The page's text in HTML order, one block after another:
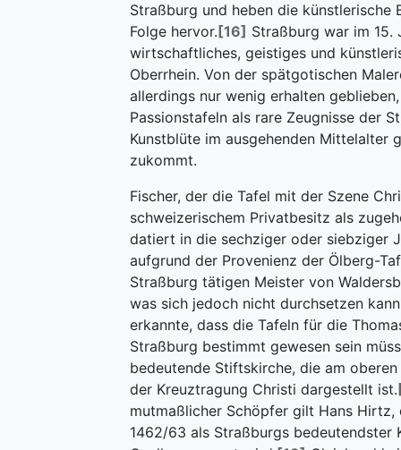
Straßburg und heben die künstlerische
Folge hervor. [16] Straßburg war im 15.
wirtschaftliches, geistiges und
Oberrhein. Von der spätgotischen
allerdings nur wenig erhalten
Passionstafeln als rare Zeugnisse der
Kunstblüte im ausgehenden Mittelalter
zukommt.
Fischer, der die Tafel mit der Szene
schweizerischem Privatbesitz als
datiert in die sechziger oder siebziger
aufgrund der Provenienz der Ölberg-
Straßburg tätigen Meister von
was sich jedoch nicht durchsetzen
erkannte, dass die Tafeln für die
Straßburg bestimmt gewesen sein
bedeutende Stiftskirche, die am
der Kreuztragung Christi dargestellt ist.
mutmaßlicher Schöpfer gilt Hans Hirtz,
1462/63 als Straßburgs bedeutendster